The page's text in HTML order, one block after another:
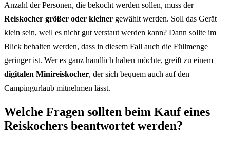
Anzahl der Personen, die bekocht werden sollen, muss der
Reiskocher größer oder kleiner gewählt werden. Soll das Gerät
klein sein, weil es nicht gut verstaut werden kann? Dann sollte im
Blick behalten werden, dass in diesem Fall auch die Füllmenge
geringer ist. Wer es ganz handlich haben möchte, greift zu einem
digitalen Minireiskocher, der sich bequem auch auf den
Campingurlaub mitnehmen lässt.
Welche Fragen sollten beim Kauf eines
Reiskochers beantwortet werden?